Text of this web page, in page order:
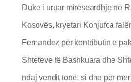
Duke i uruar mirëseardhje në
Kosovës, kryetari Konjufca
Fernandez për kontributin e
Shteteve të Bashkuara dhe
ndaj vendit tonë, si dhe për